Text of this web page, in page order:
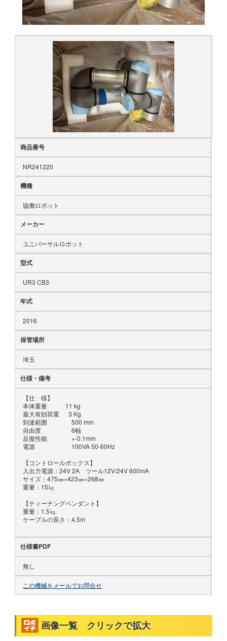
商品番号
NR241220
機種
協働ロボット
メーカー
ユニバーサルロボット
型式
UR3 CB3
年式
2016
保管場所
埼玉
仕様・備考
【仕 様】
本体重量 11 kg
最大有効荷重 3 Kg
到達範囲 500 mm
自由度 6軸
反復性能 +-0.1mm
電源 100VA 50-60Hz
【コントロールボックス】
入出力電源：24V 2A ツール12V/24V 600mA
サイズ：475㎜×423㎜×268㎜
重量：15㎏
【ティーチングペンダント】
重量：1.5㎏
ケーブルの長さ：4.5m
仕様書PDF
無し
この機械をメールでお問合せ
画像一覧 クリックで拡大